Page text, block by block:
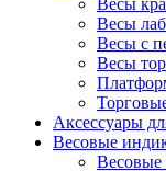
Весы
Весы
Весы с
Весы
Аксессуары
Весовые
Весовые